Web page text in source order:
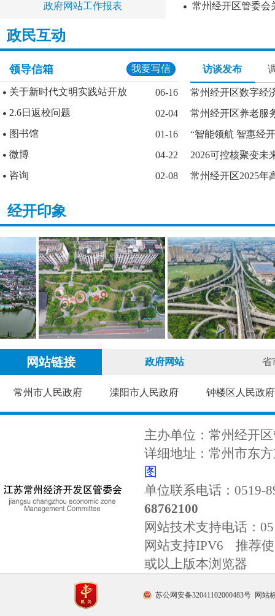
政府网站工作报表 常州经开区管委会
政民互动
领导信箱 我要写信
关于新时代文明实践站开放
06-16
2.6日返校问题
02-04
图书馆
01-16
微博
04-22
咨询
02-08
访谈发布
常州经开区数字经
常州经开区养老服
“智能领航 智惠经
2026可控核聚变未
常州经开区2025年
经开印象
网站链接 政府网站 省
常州市人民政府 溧阳市人民政府 钟楼区人民政府
主办单位：常州经开
详细地址：常州市东
图
单位联系电话：0519-
68762100
网站技术支持电话：
网站支持IPV6 推荐使
或以上版本浏览器
苏公网安备32041102000483号 网站